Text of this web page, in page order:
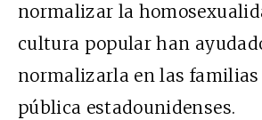
normalizar la
cultura popular han
normalizarla en las
pública estadounidenses.